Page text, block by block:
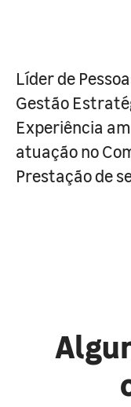
Líder de
Gestão
Experiência
atuação no
Prestação de